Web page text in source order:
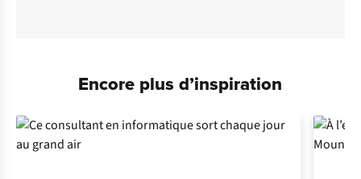
Encore plus d’inspiration